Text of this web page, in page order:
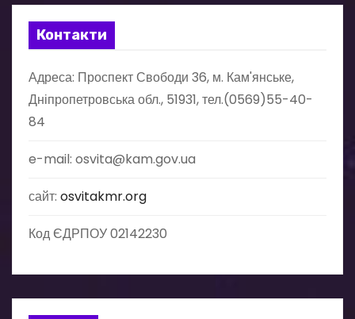
а
п
и
с
і
Контакти
Адреса: Проспект Свободи 36, м. Кам'янське,
Дніпропетровська обл., 51931, тел.(0569)55-40-
84
e-mail: osvita@kam.gov.ua
сайт: osvitakmr.org
Код ЄДРПОУ 02142230